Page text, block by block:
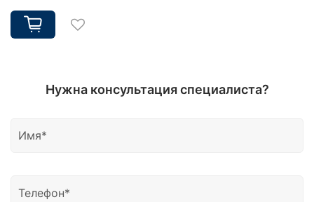
Нужна консультация специалиста?